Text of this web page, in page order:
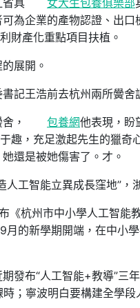
省具 女大生包養俱樂部
為企業的產物認證、出
財產化重點項目扶植。
展開。
記王浩前去杭州兩所黌舍
， 包養網他表現，盼
趣，充足激起先生的獵
還是被她傷害了。才。
人工智能立異成長窪地”
《杭州市中小學人工智能
月的新學期開端，在中小
發布“人工智能+教導”三
；寧波明白要構建全學